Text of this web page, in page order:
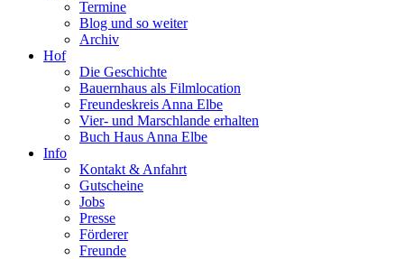
Termine
Blog und so weiter
Archiv
Hof
Die Geschichte
Bauernhaus als Filmlocation
Freundeskreis Anna Elbe
Vier- und Marschlande erhalten
Buch Haus Anna Elbe
Info
Kontakt & Anfahrt
Gutscheine
Jobs
Presse
Förderer
Freunde